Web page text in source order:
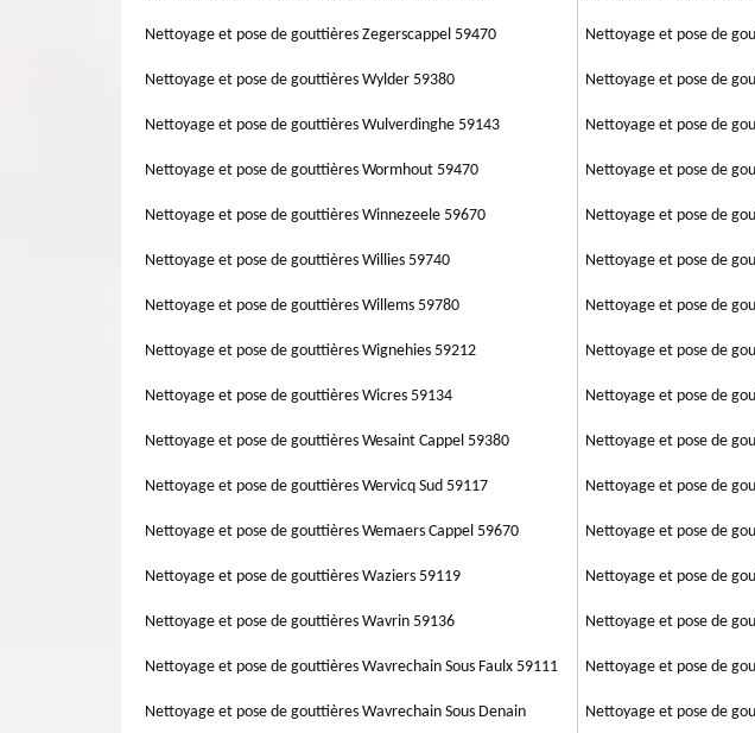
Nettoyage et pose de gouttières Zegerscappel 59470
Nettoyage et pose de gouttières Wylder 59380
Nettoyage et pose de gouttières Wulverdinghe 59143
Nettoyage et pose de gouttières Wormhout 59470
Nettoyage et pose de gouttières Winnezeele 59670
Nettoyage et pose de gouttières Willies 59740
Nettoyage et pose de gouttières Willems 59780
Nettoyage et pose de gouttières Wignehies 59212
Nettoyage et pose de gouttières Wicres 59134
Nettoyage et pose de gouttières Wesaint Cappel 59380
Nettoyage et pose de gouttières Wervicq Sud 59117
Nettoyage et pose de gouttières Wemaers Cappel 59670
Nettoyage et pose de gouttières Waziers 59119
Nettoyage et pose de gouttières Wavrin 59136
Nettoyage et pose de gouttières Wavrechain Sous Faulx 59111
Nettoyage et pose de gouttières Wavrechain Sous Denain
Nettoyage et pose de
Nettoyage et pose de
Nettoyage et pose de
Nettoyage et pose de
Nettoyage et pose de
Nettoyage et pose de
Nettoyage et pose de
Nettoyage et pose de
Nettoyage et pose de
Nettoyage et pose de
Nettoyage et pose de
Nettoyage et pose de
Nettoyage et pose de
Nettoyage et pose de
Nettoyage et pose de
Nettoyage et pose de